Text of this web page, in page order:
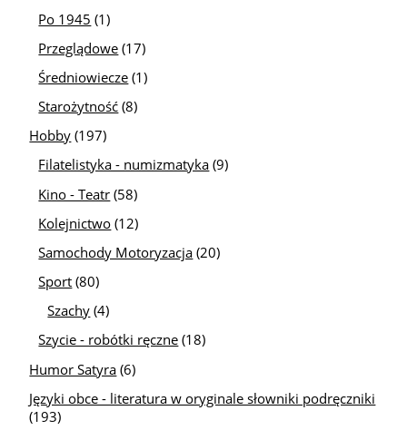
Po 1945 (1)
Przeglądowe (17)
Średniowiecze (1)
Starożytność (8)
Hobby (197)
Filatelistyka - numizmatyka (9)
Kino - Teatr (58)
Kolejnictwo (12)
Samochody Motoryzacja (20)
Sport (80)
Szachy (4)
Szycie - robótki ręczne (18)
Humor Satyra (6)
Języki obce - literatura w oryginale słowniki podręczniki
(193)